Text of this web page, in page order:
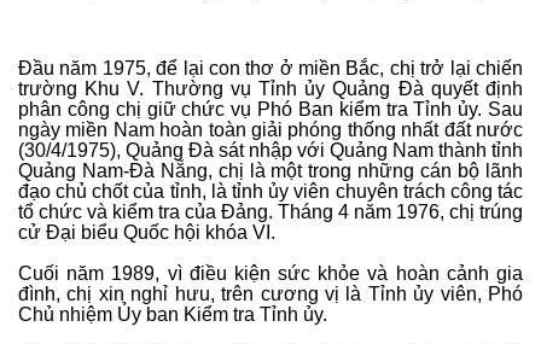
Đầu năm 1975, để lại con thơ ở miền Bắc, chị trở lại chiến
trường Khu V. Thường vụ Tỉnh ủy Quảng Đà quyết định
phân công chị giữ chức vụ Phó Ban kiểm tra Tỉnh ủy. Sau
ngày miền Nam hoàn toàn giải phóng thống nhất đất nước
(30/4/1975), Quảng Đà sát nhập với Quảng Nam thành tỉnh
Quảng Nam-Đà Nẵng, chị là một trong những cán bộ lãnh
đạo chủ chốt của tỉnh, là tỉnh ủy viên chuyên trách công tác
tổ chức và kiểm tra của Đảng. Tháng 4 năm 1976, chị trúng
cử Đại biểu Quốc hội khóa VI.
Cuối năm 1989, vì điều kiện sức khỏe và hoàn cảnh gia
đình, chị xin nghỉ hưu, trên cương vị là Tỉnh ủy viên, Phó
Chủ nhiệm Ủy ban Kiểm tra Tỉnh ủy.